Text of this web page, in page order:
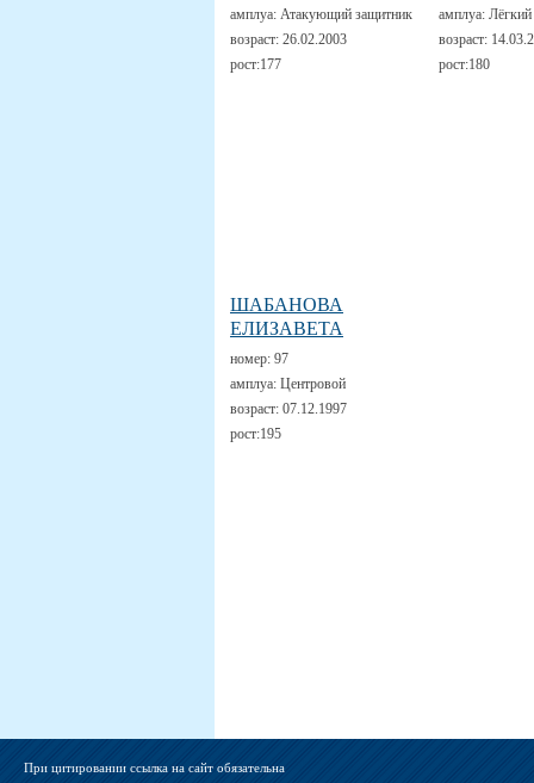
амплуа: Атакующий защитник
возраст: 26.02.2003
рост:177
амплуа:
возраст:
рост:180
ШАБАНОВА
ЕЛИЗАВЕТА
номер: 97
амплуа: Центровой
возраст: 07.12.1997
рост:195
При цитировании ссылка на сайт обязательна